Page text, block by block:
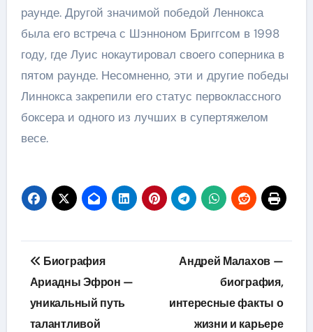
раунде. Другой значимой победой Леннокса
была его встреча с Шэнноном Бриггсом в 1998
году, где Луис нокаутировал своего соперника в
пятом раунде. Несомненно, эти и другие победы
Линнокса закрепили его статус первоклассного
боксера и одного из лучших в супертяжелом
весе.
Навигация
по
записям
Биография
Ариадны Эфрон —
уникальный путь
талантливой
Андрей Малахов —
биография,
интересные факты о
жизни и карьере